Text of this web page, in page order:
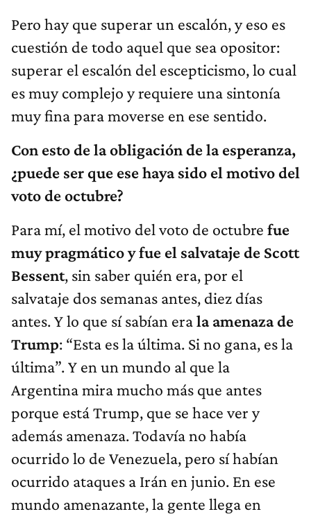
Pero hay que superar un escalón, y eso es
cuestión de todo aquel que sea opositor:
superar el escalón del escepticismo, lo cual
es muy complejo y requiere una sintonía
muy fina para moverse en ese sentido.
Con esto de la obligación de la esperanza,
¿puede ser que ese haya sido el motivo del
voto de octubre?
Para mí, el motivo del voto de octubre fue
muy pragmático y fue el salvataje de Scott
Bessent, sin saber quién era, por el
salvataje dos semanas antes, diez días
antes. Y lo que sí sabían erala amenaza de
Trump: “Esta es la última. Si no gana, es la
última”. Y en un mundo al que la
Argentina mira mucho más que antes
porque está Trump, que se hace ver y
además amenaza. Todavía no había
ocurrido lo de Venezuela, pero sí habían
ocurrido ataques a Irán en junio. En ese
mundo amenazante, la gente llega en